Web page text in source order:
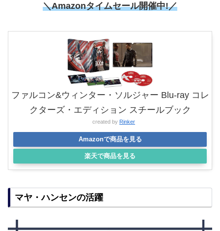
＼Amazonタイムセール開催中!／
ファルコン&ウィンター・ソルジャー Blu-ray コレ
クターズ・エディション スチールブック
created by Rinker
Amazonで商品を見る
楽天で商品を見る
マヤ・ハンセンの活躍